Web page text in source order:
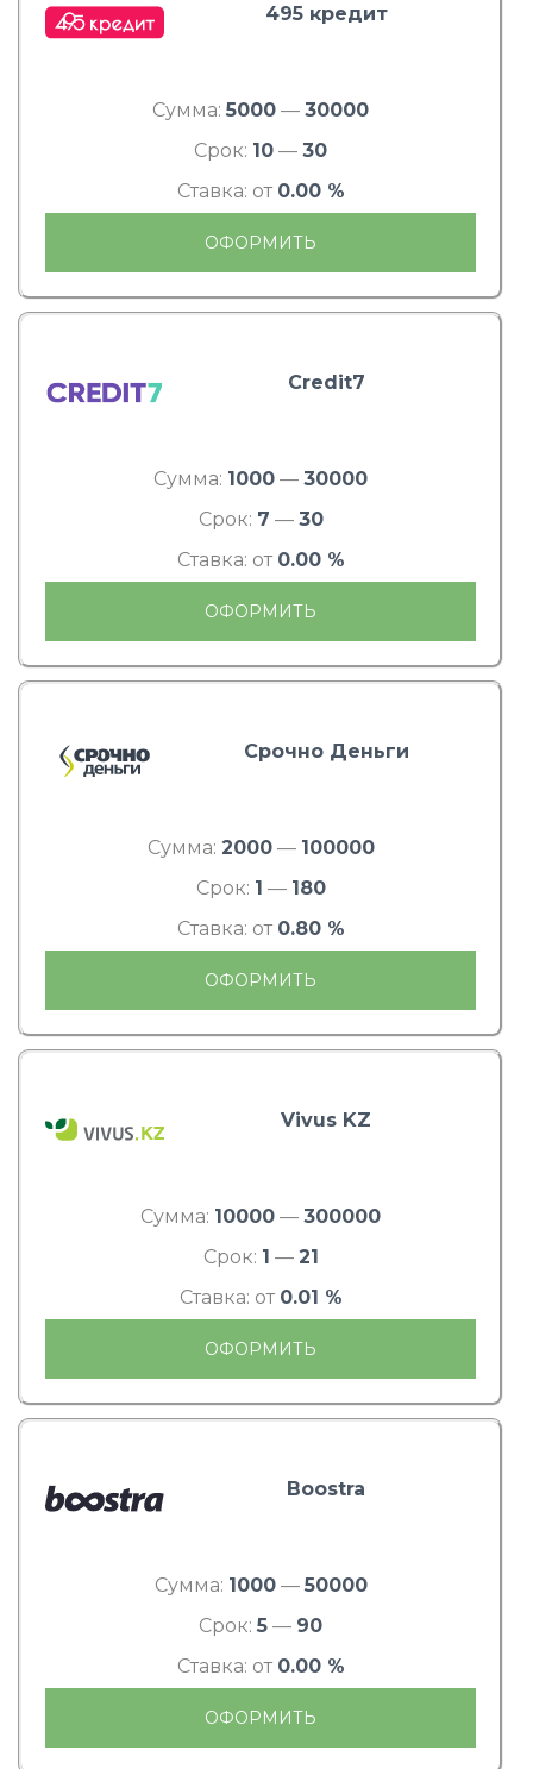
495 кредит
Сумма: 5000 — 30000
Срок: 10 — 30
Ставка: от 0.00 %
ОФОРМИТЬ
Credit7
Сумма: 1000 — 30000
Срок: 7 — 30
Ставка: от 0.00 %
ОФОРМИТЬ
Срочно Деньги
Сумма: 2000— 100000
Срок: 1 — 180
Ставка: от 0.80 %
ОФОРМИТЬ
Vivus KZ
Сумма: 10000 — 300000
Срок: 1 — 21
Ставка: от 0.01 %
ОФОРМИТЬ
Boostra
Сумма: 1000— 50000
Срок: 5 — 90
Ставка: от 0.00 %
ОФОРМИТЬ